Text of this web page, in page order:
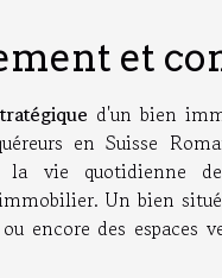
et
d'un bien
en Suisse
la vie quotidienne
Un bien
encore des